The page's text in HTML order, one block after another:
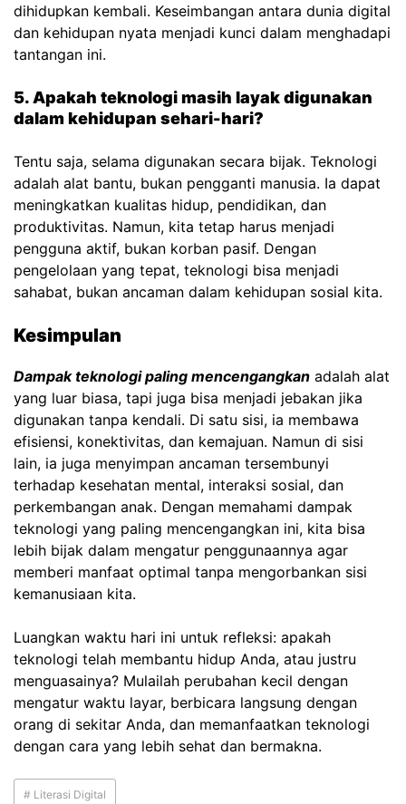
dihidupkan kembali. Keseimbangan antara dunia digital
dan kehidupan nyata menjadi kunci dalam menghadapi
tantangan ini.
5. Apakah teknologi masih layak digunakan
dalam kehidupan sehari-hari?
Tentu saja, selama digunakan secara bijak. Teknologi
adalah alat bantu, bukan pengganti manusia. Ia dapat
meningkatkan kualitas hidup, pendidikan, dan
produktivitas. Namun, kita tetap harus menjadi
pengguna aktif, bukan korban pasif. Dengan
pengelolaan yang tepat, teknologi bisa menjadi
sahabat, bukan ancaman dalam kehidupan sosial kita.
Kesimpulan
Dampak teknologi paling mencengangkan adalah alat
yang luar biasa, tapi juga bisa menjadi jebakan jika
digunakan tanpa kendali. Di satu sisi, ia membawa
efisiensi, konektivitas, dan kemajuan. Namun di sisi
lain, ia juga menyimpan ancaman tersembunyi
terhadap kesehatan mental, interaksi sosial, dan
perkembangan anak. Dengan memahami dampak
teknologi yang paling mencengangkan ini, kita bisa
lebih bijak dalam mengatur penggunaannya agar
memberi manfaat optimal tanpa mengorbankan sisi
kemanusiaan kita.
Luangkan waktu hari ini untuk refleksi: apakah
teknologi telah membantu hidup Anda, atau justru
menguasainya? Mulailah perubahan kecil dengan
mengatur waktu layar, berbicara langsung dengan
orang di sekitar Anda, dan memanfaatkan teknologi
dengan cara yang lebih sehat dan bermakna.
# Literasi Digital